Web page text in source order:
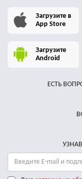
Загрузите в
App Store
Загрузите
Android
ЕСТЬ